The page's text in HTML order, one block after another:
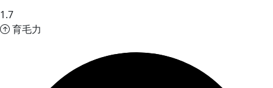
1.7
育毛力